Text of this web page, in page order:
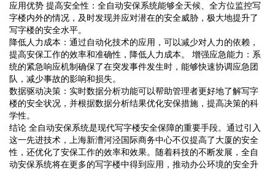
应用优势 提高安全性：全自动安保系统能够全天候、全方位监控写
字楼内外的情况，及时发现并应对潜在的安全威胁，极大地提升了
写字楼的安全水平。
降低人力成本：通过自动化技术的应用，可以减少对人力的依赖，
提高安保工作的效率和准确性，降低人力成本。 增强应急能力：系
统的紧急响应机制确保了在突发事件发生时，能够快速协调应急团
队，减少事故的影响和损失。
数据驱动决策：实时数据分析功能可以帮助管理者更好地了解写字
楼的安全状况，并根据数据分析结果优化安保措施，提高决策的科
学性。
结论 全自动安保系统是现代写字楼安全保障的重要手段。通过引入
这一先进技术，上海新漕河泾国际商务中心不仅提高了大厦的安全
性，还优化了安保工作的效率和效果。随着科技的不断发展，全自
动安保系统将在更多的写字楼中得到应用，推动办公环境的安全升